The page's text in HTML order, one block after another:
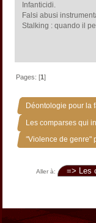
Infanticidi.
Falsi abusi
Stalking : quando il
Pages: [1]
Déontologie pour la
Les comparses qui
"Violence de genre"
Aller à: